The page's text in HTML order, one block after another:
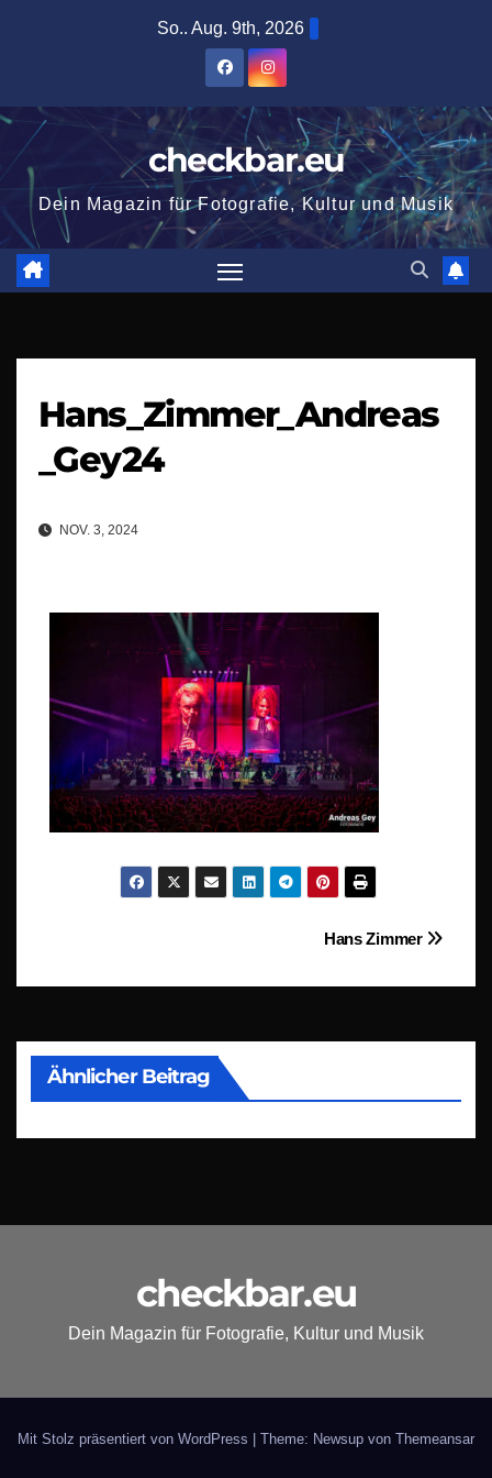
So.. Aug. 9th, 2026
checkbar.eu
Dein Magazin für Fotografie, Kultur und Musik
Hans_Zimmer_Andreas
_Gey24
NOV. 3, 2024
BeitragsnavigationHans Zimmer
Ähnlicher Beitrag
checkbar.eu
Dein Magazin für Fotografie, Kultur und Musik
Mit Stolz präsentiert von WordPress | Theme: Newsup von Themeansar